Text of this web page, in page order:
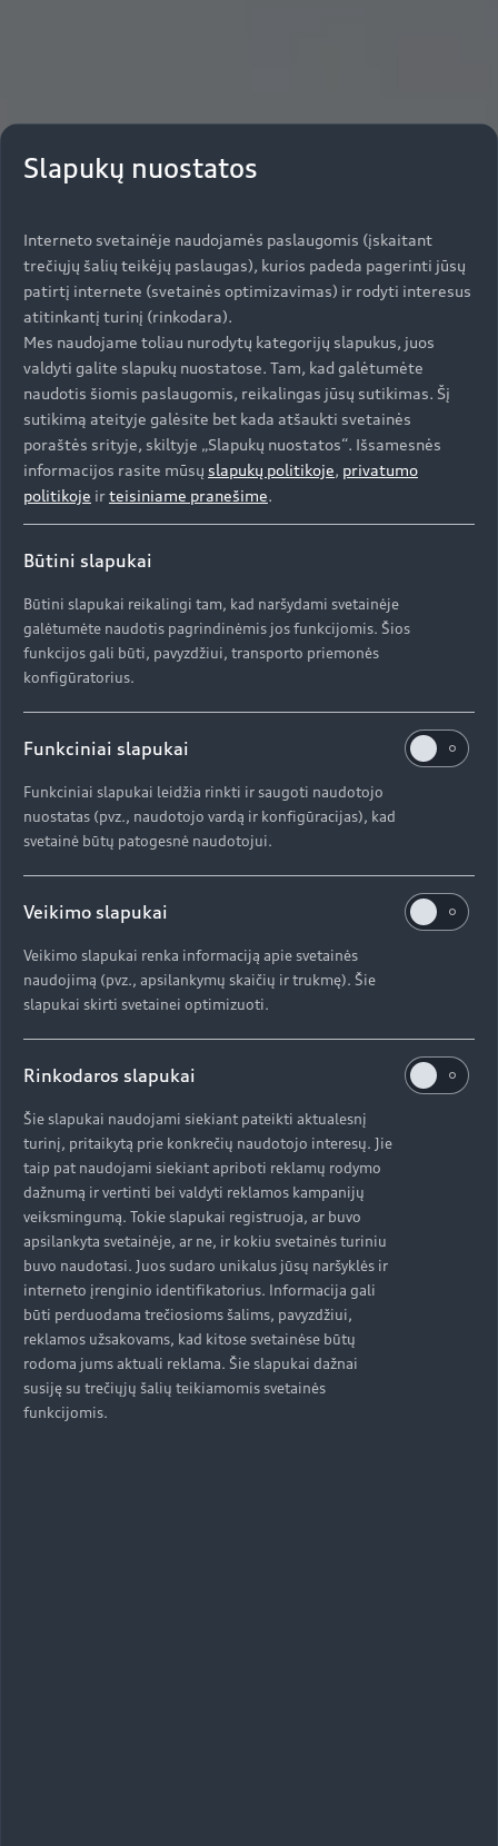
Slapukų nuostatos
Interneto svetainėje naudojamės paslaugomis (įskaitant
trečiųjų šalių teikėjų paslaugas), kurios padeda pagerinti jūsų
patirtį internete (svetainės optimizavimas) ir rodyti interesus
atitinkantį turinį (rinkodara).
Mes naudojame toliau nurodytų kategorijų slapukus, juos
valdyti galite slapukų nuostatose. Tam, kad galėtumėte
naudotis šiomis paslaugomis, reikalingas jūsų sutikimas. Šį
sutikimą ateityje galėsite bet kada atšaukti svetainės
poraštės srityje, skiltyje „Slapukų nuostatos“. Išsamesnės
informacijos rasite mūsų slapukų politikoje, privatumo
politikoje irteisiniame pranešime.
Būtini slapukai
Būtini slapukai reikalingi tam, kad naršydami svetainėje
galėtumėte naudotis pagrindinėmis jos funkcijomis. Šios
funkcijos gali būti, pavyzdžiui, transporto priemonės
konfigūratorius.
Funkciniai slapukai
Funkciniai slapukai leidžia rinkti ir saugoti naudotojo
nuostatas (pvz., naudotojo vardą ir konfigūracijas), kad
svetainė būtų patogesnė naudotojui.
Veikimo slapukai
Veikimo slapukai renka informaciją apie svetainės
naudojimą (pvz., apsilankymų skaičių ir trukmę). Šie
slapukai skirti svetainei optimizuoti.
Rinkodaros slapukai
Šie slapukai naudojami siekiant pateikti aktualesnį
turinį, pritaikytą prie konkrečių naudotojo interesų. Jie
taip pat naudojami siekiant apriboti reklamų rodymo
dažnumą ir vertinti bei valdyti reklamos kampanijų
veiksmingumą. Tokie slapukai registruoja, ar buvo
apsilankyta svetainėje, ar ne, ir kokiu svetainės turiniu
buvo naudotasi. Juos sudaro unikalus jūsų naršyklės ir
interneto įrenginio identifikatorius. Informacija gali
būti perduodama trečiosioms šalims, pavyzdžiui,
reklamos užsakovams, kad kitose svetainėse būtų
rodoma jums aktuali reklama. Šie slapukai dažnai
susiję su trečiųjų šalių teikiamomis svetainės
funkcijomis.